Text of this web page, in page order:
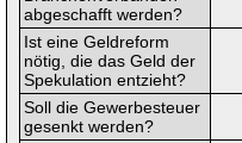
abgeschafft werden?
Ist eine Geldreform
nötig, die das Geld der
Spekulation entzieht?
Soll die Gewerbesteuer
gesenkt werden?